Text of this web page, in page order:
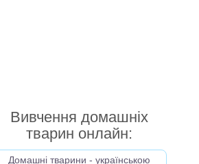
Вивчення домашніх
тварин онлайн:
Домашні тварини - українською